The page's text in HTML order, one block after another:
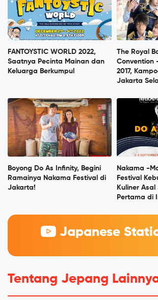
FANTOYSTIC WORLD 2022,
Saatnya Pecinta Mainan dan
Keluarga Berkumpul
The Royal
Convention
2017,
Jakarta
Boyong Do As Infinity, Begini
Ramainya Nakama Festival di
Jakarta!
Nakama -
Festival
Kuliner
Pertama di
Japanese
Tentang Jepang